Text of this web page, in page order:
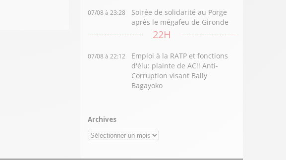
07/08 à 23:28
Soirée de solidarité au Porge
après le mégafeu de Gironde
22H
07/08 à 22:12
Emploi à la RATP et fonctions
d'élu: plainte de AC!! Anti-
Corruption visant Bally
Bagayoko
Archives
Archives